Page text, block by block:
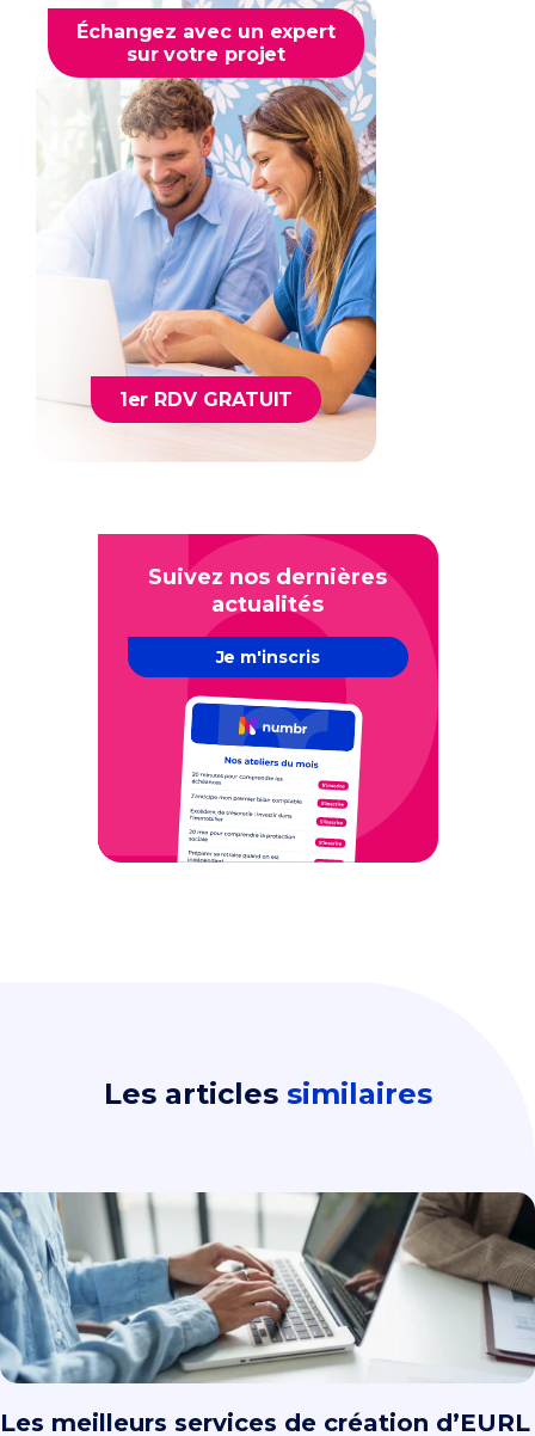
Échangez avec un expert
sur votre projet
1er RDV GRATUIT
Suivez nos dernières
actualités
Je m'inscris
Les articles similaires
Les meilleurs services de création d’EURL